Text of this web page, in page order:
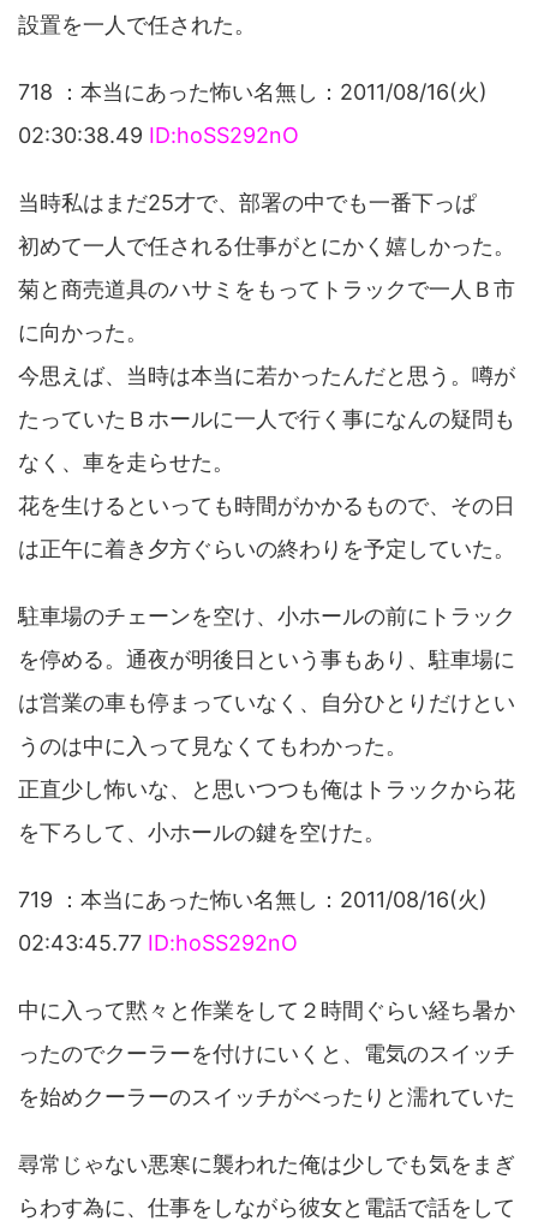
設置を一人で任された。
718 ：本当にあった怖い名無し：2011/08/16(火)
02:30:38.49 ID:hoSS292nO
当時私はまだ25才で、部署の中でも一番下っぱ
初めて一人で任される仕事がとにかく嬉しかった。
菊と商売道具のハサミをもってトラックで一人Ｂ市
に向かった。
今思えば、当時は本当に若かったんだと思う。噂が
たっていたＢホールに一人で行く事になんの疑問も
なく、車を走らせた。
花を生けるといっても時間がかかるもので、その日
は正午に着き夕方ぐらいの終わりを予定していた。
駐車場のチェーンを空け、小ホールの前にトラック
を停める。通夜が明後日という事もあり、駐車場に
は営業の車も停まっていなく、自分ひとりだけとい
うのは中に入って見なくてもわかった。
正直少し怖いな、と思いつつも俺はトラックから花
を下ろして、小ホールの鍵を空けた。
719 ：本当にあった怖い名無し：2011/08/16(火)
02:43:45.77 ID:hoSS292nO
中に入って黙々と作業をして２時間ぐらい経ち暑か
ったのでクーラーを付けにいくと、電気のスイッチ
を始めクーラーのスイッチがべったりと濡れていた
尋常じゃない悪寒に襲われた俺は少しでも気をまぎ
らわす為に、仕事をしながら彼女と電話で話をして